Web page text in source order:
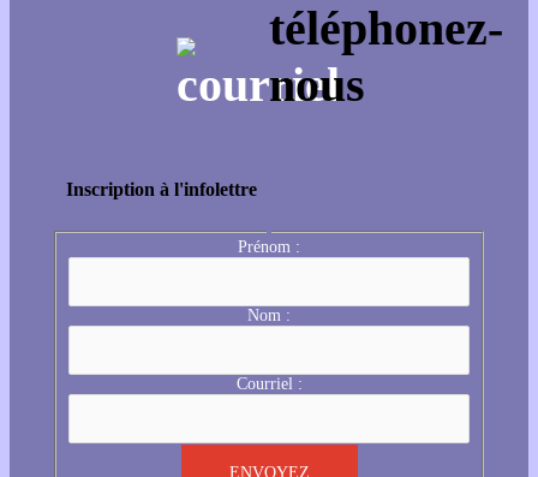
Inscription à l'infolettre
Prénom :
Nom :
Courriel :